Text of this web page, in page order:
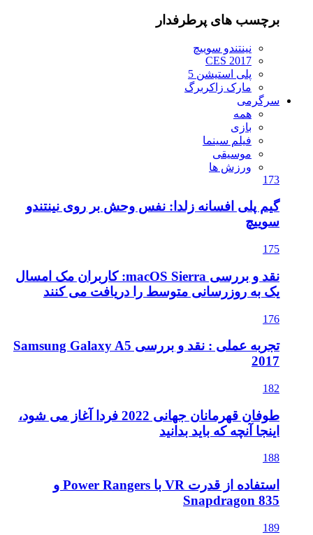
برچسب های پرطرفدار
نینتندو سوییچ
CES 2017
پلی استیشن 5
مارک زاکربرگ
سرگرمی
همه
بازی
فیلم سینما
موسیقی
ورزش ها
173
گیم پلی افسانه زلدا: نفس وحش بر روی نینتندو
سوییچ
175
نقد و بررسی macOS Sierra: کاربران مک امسال
یک به روزرسانی متوسط را دریافت می کنند
176
تجربه عملی : نقد و بررسی Samsung Galaxy A5
2017
182
طوفان قهرمانان جهانی 2022 فردا آغاز می شود،
اینجا آنچه که باید بدانید
188
استفاده از قدرت VR با Power Rangers و
Snapdragon 835
189